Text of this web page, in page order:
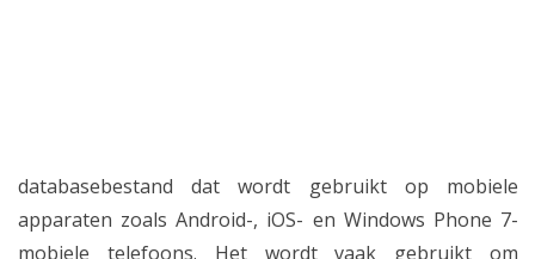
databasebestand dat wordt gebruikt op mobiele
apparaten zoals Android-, iOS- en Windows Phone 7-
mobiele telefoons. Het wordt vaak gebruikt om